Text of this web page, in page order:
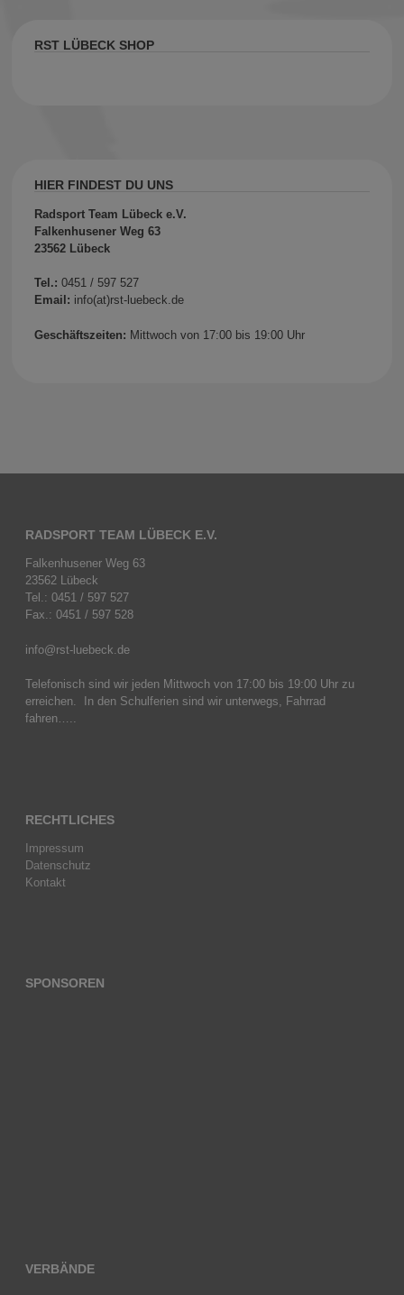
RST LÜBECK SHOP
HIER FINDEST DU UNS
Radsport Team Lübeck e.V.
Falkenhusener Weg 63
23562 Lübeck
Tel.: 0451 / 597 527
Email: info(at)rst-luebeck.de
Geschäftszeiten: Mittwoch von 17:00 bis 19:00 Uhr
RADSPORT TEAM LÜBECK E.V.
Falkenhusener Weg 63
23562 Lübeck
Tel.: 0451 / 597 527
Fax.: 0451 / 597 528
info@rst-luebeck.de
Telefonisch sind wir jeden Mittwoch von 17:00 bis 19:00 Uhr zu
erreichen. In den Schulferien sind wir unterwegs, Fahrrad
fahren…..
RECHTLICHES
Impressum
Datenschutz
Kontakt
SPONSOREN
VERBÄNDE